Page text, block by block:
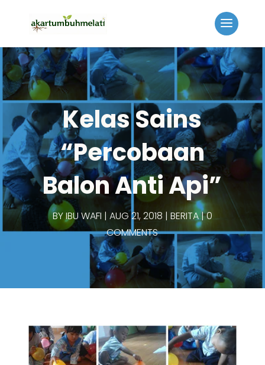
Kelas Sains
“Percobaan
Balon Anti Api”
BYIBU WAFI AUG 21, 2018 BERITA 0
COMMENTS